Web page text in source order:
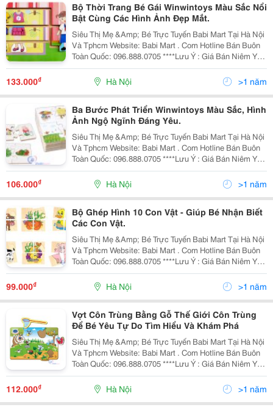
Bộ Thời Trang Bé Gái Winwintoys Màu Sắc Nổi
Bật Cùng Các Hình Ảnh Đẹp Mắt.
Siêu Thị Mẹ &Amp; Bé Trực Tuyến Babi Mart Tại Hà Nội
Và Tphcm Website: Babi Mart . Com Hotline Bán Buôn
Toàn Quốc: 096.888.0705 ****Lưu Ý : Giá Bán Niêm Yết
Là Giá Bán Tại Hà Nội, Giá Tại Hồ Chí Minh Có Thể Cao
Hoặc Thấp Hơn Giá Bán Tại
133.000₫ Hà Nội >1 năm
Ba Bước Phát Triển Winwintoys Màu Sắc, Hình
Ảnh Ngộ Ngĩnh Đáng Yêu.
Siêu Thị Mẹ &Amp; Bé Trực Tuyến Babi Mart Tại Hà Nội
Và Tphcm Website: Babi Mart . Com Hotline Bán Buôn
Toàn Quốc: 096.888.0705 ****Lưu Ý : Giá Bán Niêm Yết
Là Giá Bán Tại Hà Nội, Giá Tại Hồ Chí Minh Có Thể Cao
Hoặc Thấp Hơn Giá Bán Tại
106.000₫ Hà Nội >1 năm
Bộ Ghép Hình 10 Con Vật - Giúp Bé Nhận Biết
Các Con Vật.
Siêu Thị Mẹ &Amp; Bé Trực Tuyến Babi Mart Tại Hà Nội
Và Tphcm Website: Babi Mart . Com Hotline Bán Buôn
Toàn Quốc: 096.888.0705 ****Lưu Ý : Giá Bán Niêm Yết
Là Giá Bán Tại Hà Nội, Giá Tại Hồ Chí Minh Có Thể Cao
Hoặc Thấp Hơn Giá Bán Tại
99.000₫ Hà Nội >1 năm
Vợt Côn Trùng Bằng Gỗ Thế Giới Côn Trùng
Để Bé Yêu Tự Do Tìm Hiểu Và Khám Phá
Siêu Thị Mẹ &Amp; Bé Trực Tuyến Babi Mart Tại Hà Nội
Và Tphcm Website: Babi Mart . Com Hotline Bán Buôn
Toàn Quốc: 096.888.0705 ****Lưu Ý : Giá Bán Niêm Yết
Là Giá Bán Tại Hà Nội, Giá Tại Hồ Chí Minh Có Thể Cao
Hoặc Thấp Hơn Giá Bán Tại
112.000₫ Hà Nội >1 năm